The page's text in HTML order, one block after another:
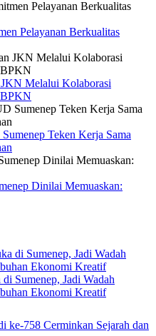
Pelayanan Berkualitas
Melalui Kolaborasi
Teken Kerja Sama
Dinilai Memuaskan:
Sumenep, Jadi Wadah
Ekonomi Kreatif